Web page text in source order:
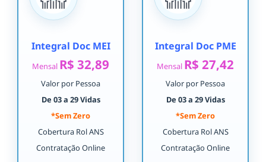
Integral Doc MEI
Mensal R$ 32,89
Valor por Pessoa
De 03 a 29 Vidas
*Sem Zero
Cobertura Rol ANS
Contratação Online
Integral Doc PME
Mensal R$ 27,42
Valor por Pessoa
De 03 a 29 Vidas
*Sem Zero
Cobertura Rol ANS
Contratação Online